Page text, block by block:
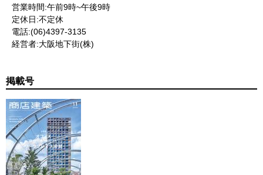
営業時間:午前9時~午後9時
定休日:不定休
電話:(06)4397-3135
経営者:大阪地下街(株)
掲載号